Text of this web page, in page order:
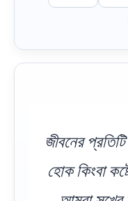
জীবনের
হোক কিংবা